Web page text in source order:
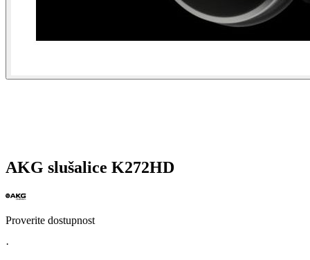
AKG slušalice K272HD
Proverite dostupnost
·